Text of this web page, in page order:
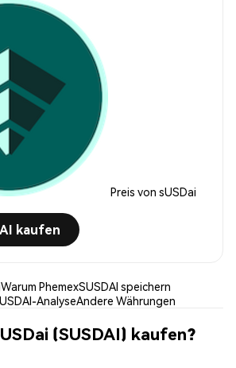
Preis von sUSDai
kaufen
Warum PhemexSUSDAI speichern
AnalyseAndere Währungen
(SUSDAI) kaufen?